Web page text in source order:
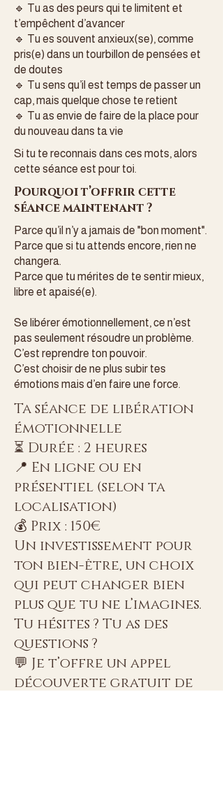
🔹 Tu as des peurs qui te limitent et
t’empêchent d’avancer
🔹 Tu es souvent anxieux(se), comme
pris(e) dans un tourbillon de pensées et
de doutes
🔹 Tu sens qu’il est temps de passer un
cap, mais quelque chose te retient
🔹 Tu as envie de faire de la place pour
du nouveau dans ta vie
Si tu te reconnais dans ces mots, alors
cette séance est pour toi.
Pourquoi t’offrir cette
séance maintenant ?
Parce qu’il n’y a jamais de "bon moment".
Parce que si tu attends encore, rien ne
changera.
Parce que tu mérites de te sentir mieux,
libre et apaisé(e).
Se libérer émotionnellement, ce n’est
pas seulement résoudre un problème.
C’est reprendre ton pouvoir.
C’est choisir de ne plus subir tes
émotions mais d’en faire une force.
Ta séance de libération
émotionnelle
⏳ Durée : 2 heures
📍 En ligne ou en
présentiel (selon ta
localisation)
💰 Prix : 150€
Un investissement pour
ton bien-être, un choix
qui peut changer bien
plus que tu ne l’imagines.
Tu hésites ? Tu as des
questions ?
💬 Je t’offre un appel
découverte gratuit de